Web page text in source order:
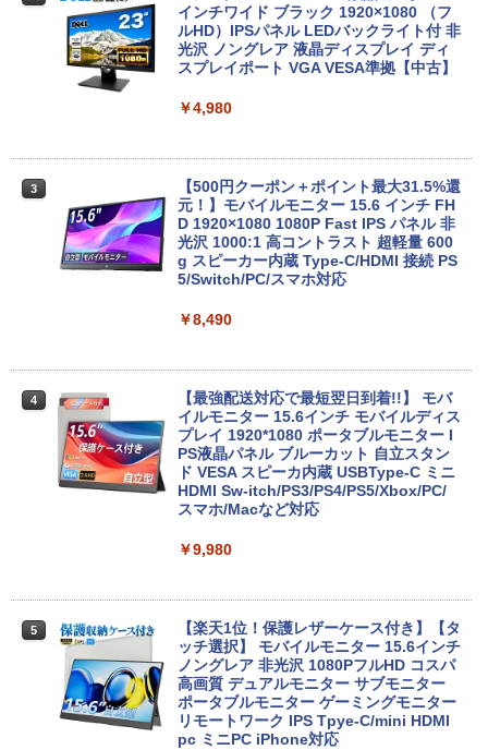
deavor NJ4400E / Windows11/ 超高性
能 第10世代Core i5-10210u/ メモリ 16G
B 8GB 選択可/ 爆速SSD 1TB 512GB 25
6GB 選択可/ カメラ/ 無線Wi-Fi6/ Office
パソコン 中古PC】税込送料無料 即日発
￥26,990
2026年NEW｜VETESA正規店 商品を自
由選択 新品 ノートパソコン 14型/15.6型
Windows11 Office搭載 Celeron/Atom/
8GB/256GB/512GB
【期間限定 ポイントUP＆クーポン配
布】 ASUS BR1104F 2in1 ノートパソコ
ン BR1104FTA-NS0097XA Windows11
Pro Education N150 メモリ8GB UFS12
8GB 11.6インチ タッチ対応 メーカー再
NEC公式店 ノートパソコン LAVIE Direc
t N15 Slim 楽天限定モデル 国内生産・新
品 Windows 11 Home、Ryzen5、16GB
メモリ、512GB SSD、Office付き、ルナ
グレー 送料無料 【NortonP】
インチワイド ブラック 1920×1080 （フ
ルHD）IPSパネル LEDバックライト付 非
光沢 ノングレア 液晶ディスプレイ ディ
スプレイポート VGA VESA準拠【中古】
￥4,980
3
【500円クーポン＋ポイント最大31.5%還
元！】モバイルモニター 15.6 インチ FH
D 1920×1080 1080P Fast IPS パネル 非
光沢 1000:1 高コントラスト 超軽量 600
g スピーカー内蔵 Type-C/HDMI 接続 PS
5/Switch/PC/スマホ対応
￥8,490
4
【最強配送対応で最短翌日到着!!】 モバ
イルモニター 15.6インチ モバイルディス
プレイ 1920*1080 ポータブルモニター I
PS液晶パネル ブルーカット 自立スタン
ド VESA スピーカ内蔵 USBType-C ミニ
HDMI Sw-itch/PS3/PS4/PS5/Xbox/PC/
スマホ/Macなど対応
￥9,980
5
【楽天1位！保護レザーケース付き】【タ
ッチ選択】 モバイルモニター 15.6インチ
ノングレア 非光沢 1080PフルHD コスパ
高画質 デュアルモニター サブモニター
ポータブルモニター ゲーミングモニター
リモートワーク IPS Tpye-C/mini HDMI
pc ミニPC iPhone対応